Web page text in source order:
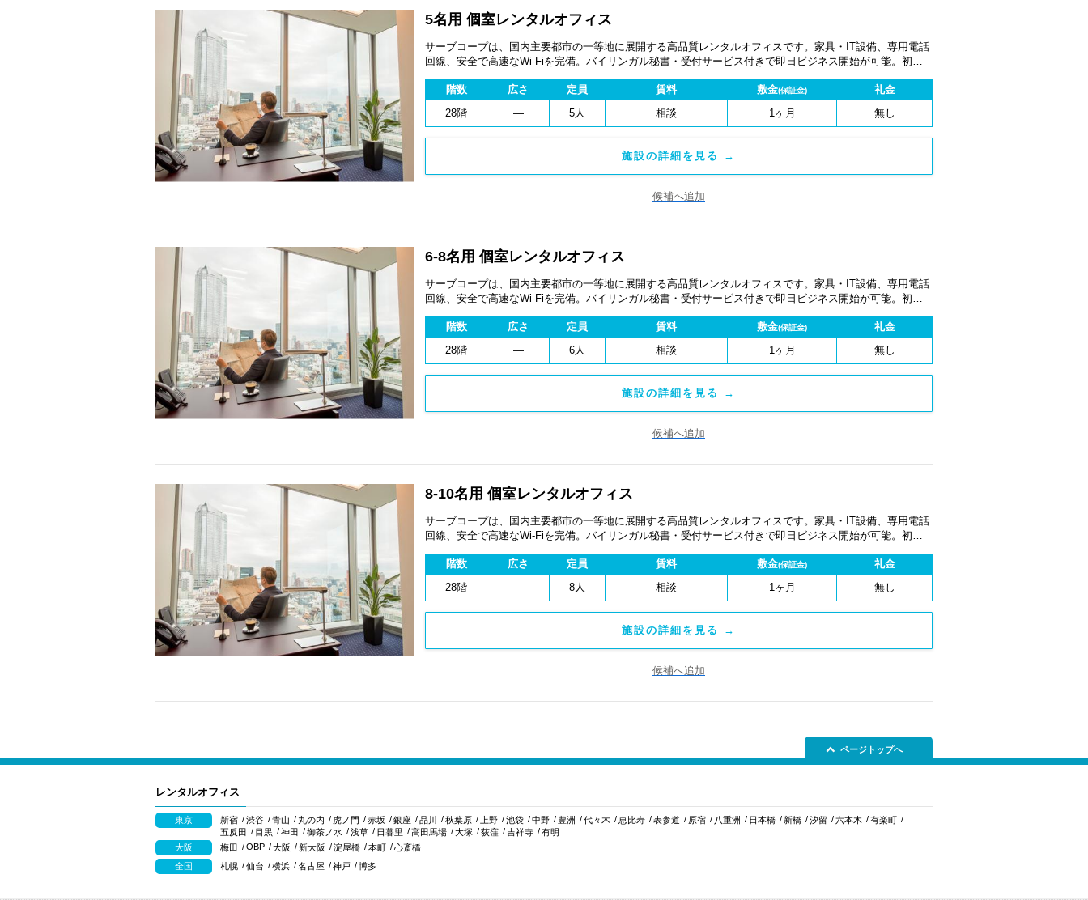
5名用 個室レンタルオフィス
サーブコープは、国内主要都市の一等地に展開する高品質レンタルオフィスです。家具・IT設備、専用電話
回線、安全で高速なWi-Fiを完備。バイリンガル秘書・受付サービス付きで即日ビジネス開始が可能。初期
ます。階数 広さ 定員 賃料 敷金(保証金)
礼金
28階
― 5人 相談 1ヶ月 無し
施設の詳細を見る →
候補へ追加
6-8名用 個室レンタルオフィス
サーブコープは、国内主要都市の一等地に展開する高品質レンタルオフィスです。家具・IT設備、専用電話
回線、安全で高速なWi-Fiを完備。バイリンガル秘書・受付サービス付きで即日ビジネス開始が可能。初期
ます。階数 広さ 定員 賃料 敷金(保証金)
礼金
28階
― 6人 相談 1ヶ月 無し
施設の詳細を見る →
候補へ追加
8-10名用 個室レンタルオフィス
サーブコープは、国内主要都市の一等地に展開する高品質レンタルオフィスです。家具・IT設備、専用電話
回線、安全で高速なWi-Fiを完備。バイリンガル秘書・受付サービス付きで即日ビジネス開始が可能。初期
ます。階数 広さ 定員 賃料 敷金(保証金)
礼金
28階
― 8人 相談 1ヶ月 無し
施設の詳細を見る →
候補へ追加
ページトップへ
レンタルオフィス
東京 新宿 渋谷 青山 丸の内 虎ノ門 赤坂 銀座 品川 秋葉原 上野 池袋 中野 豊洲 代々木 恵比寿 表参道 原宿 八重洲 日本橋 新橋 汐留 六本木
有楽町
五反田
目黒 神田 御茶ノ水 浅草 日暮里 高田馬場 大塚 荻窪 吉祥寺
有明
大阪
梅田 OBP 大阪 新大阪 淀屋橋 本町
心斎橋
全国
札幌 仙台 横浜 名古屋 神戸 博多